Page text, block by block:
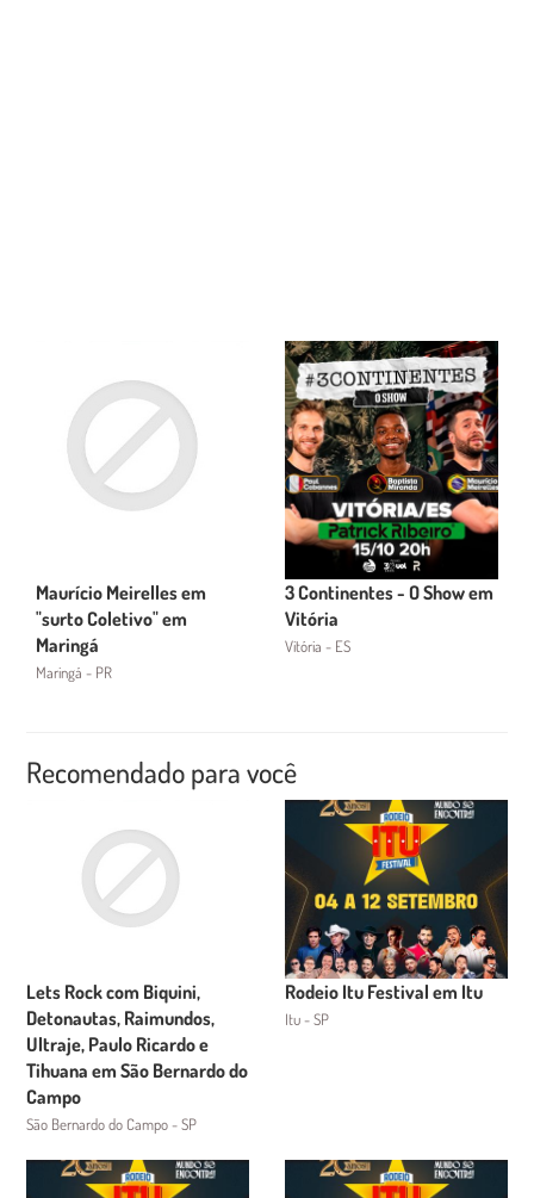
Maurício Meirelles em
"surto Coletivo" em
Maringá
Maringá - PR
3 Continentes - O Show em
Vitória
Vitória - ES
Recomendado para você
Lets Rock com Biquini,
Detonautas, Raimundos,
Ultraje, Paulo Ricardo e
Tihuana em São Bernardo do
Campo
São Bernardo do Campo - SP
Rodeio Itu Festival em Itu
Itu - SP